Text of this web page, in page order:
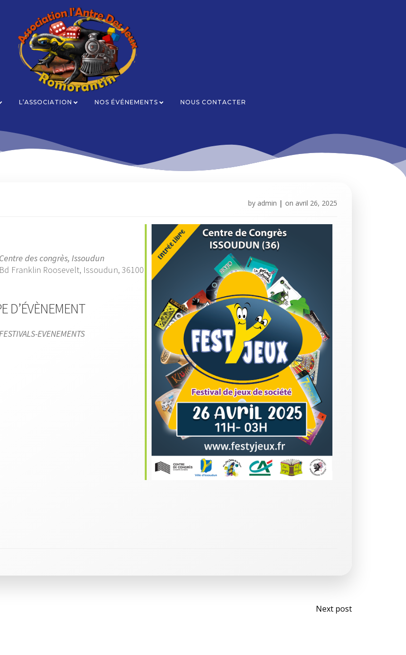
L’ASSOCIATION NOS ÉVÉNEMENTS NOUS CONTACTER
by admin | on avril 26, 2025
Office 365 Outlook Live
Centre des congrès, Issoudun
Bd Franklin Roosevelt, Issoudun, 36100
D’ÉVÈNEMENT
EVENEMENTS
Post
Next post